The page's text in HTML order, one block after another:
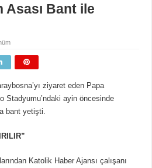
Asası Bant ile
ziyaret eden Papa
Stadyumu’ndaki ayin öncesinde
bant yetişti.
Katolik Haber Ajansı çalışanı